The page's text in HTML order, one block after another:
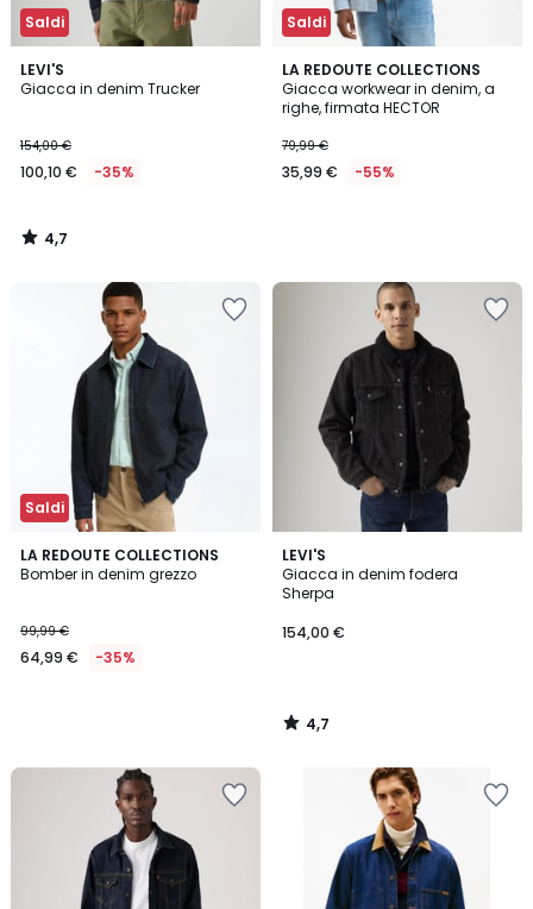
Saldi
LEVI'S
Giacca in denim Trucker
154,00 €
100,10 € -35%
4,7
/ 5
4,7
/
Saldi
LA REDOUTE COLLECTIONS
Giacca workwear in denim, a
righe, firmata HECTOR
79,99 €
35,99 € -55%
Saldi
LA REDOUTE COLLECTIONS
Bomber in denim grezzo
99,99 €
64,99 € -35%
LEVI'S
Giacca in denim fodera
Sherpa
154,00 €
4,7
/ 5
4,7
/